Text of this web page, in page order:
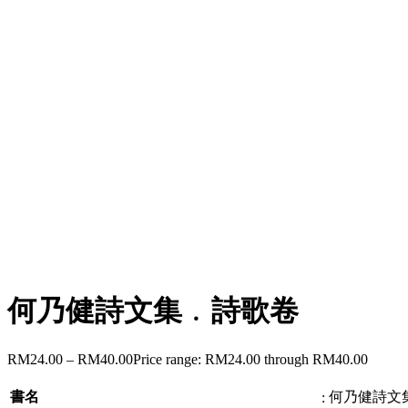
何乃健詩文集﹒詩歌卷
RM24.00 – RM40.00Price range: RM24.00 through RM40.00
書名 : 何乃健詩文